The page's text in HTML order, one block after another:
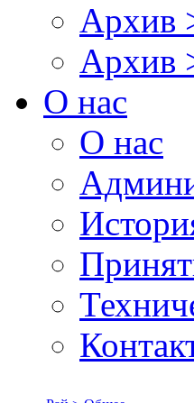
Архив
Архив
О нас
О нас